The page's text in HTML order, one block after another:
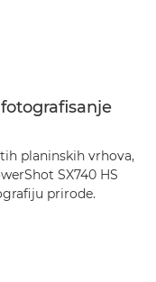
planinskih vrhova,
SX740 HS
prirode.